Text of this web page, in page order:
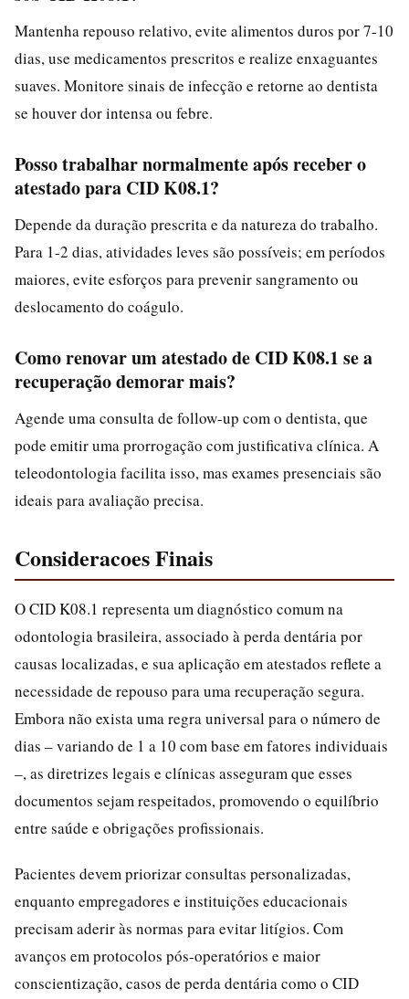
Mantenha repouso relativo, evite alimentos duros por 7-10
dias, use medicamentos prescritos e realize enxaguantes
suaves. Monitore sinais de infecção e retorne ao dentista
se houver dor intensa ou febre.
Posso trabalhar normalmente após receber o
atestado para CID K08.1?
Depende da duração prescrita e da natureza do trabalho.
Para 1-2 dias, atividades leves são possíveis; em períodos
maiores, evite esforços para prevenir sangramento ou
deslocamento do coágulo.
Como renovar um atestado de CID K08.1 se a
recuperação demorar mais?
Agende uma consulta de follow-up com o dentista, que
pode emitir uma prorrogação com justificativa clínica. A
teleodontologia facilita isso, mas exames presenciais são
ideais para avaliação precisa.
Consideracoes Finais
O CID K08.1 representa um diagnóstico comum na
odontologia brasileira, associado à perda dentária por
causas localizadas, e sua aplicação em atestados reflete a
necessidade de repouso para uma recuperação segura.
Embora não exista uma regra universal para o número de
dias – variando de 1 a 10 com base em fatores individuais
–, as diretrizes legais e clínicas asseguram que esses
documentos sejam respeitados, promovendo o equilíbrio
entre saúde e obrigações profissionais.
Pacientes devem priorizar consultas personalizadas,
enquanto empregadores e instituições educacionais
precisam aderir às normas para evitar litígios. Com
avanços em protocolos pós-operatórios e maior
conscientização, casos de perda dentária como o CID